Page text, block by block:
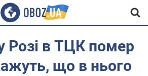
Розі в ТЦК помер
що в нього